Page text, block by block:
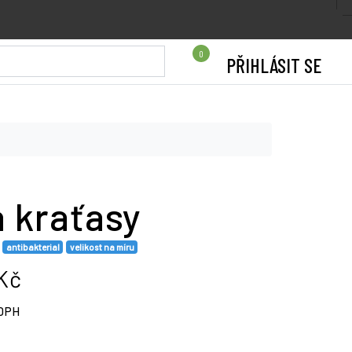
0 PŘIHLÁSIT SE
kraťasy
antibakterial velikost na míru